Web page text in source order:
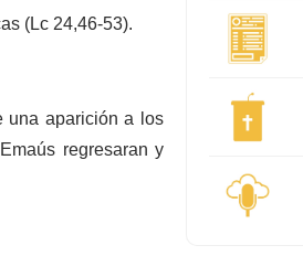
(Lc 24,46-53).
aparición a los
regresaran y